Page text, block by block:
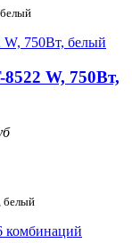
W, 750Вт,
белый